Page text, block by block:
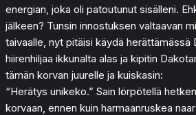
energian, joka oli patoutunut sisälleni.
jälkeen? Tunsin innostuksen valtaavan
taivaalle, nyt pitäisi käydä herättämässä
hiirenhiljaa ikkunalta alas ja kipitin
tämän korvan juurelle ja kuiskasin:
“Herätys unikeko.” Sain lörpötellä
korvaan, ennen kuin harmaanruskea